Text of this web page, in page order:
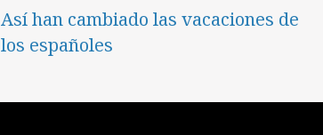
Así han cambiado las vacaciones de
los españoles